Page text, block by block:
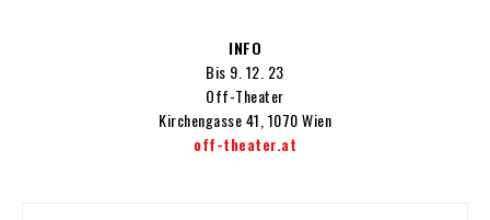
INFO
Bis 9. 12. 23
Off-Theater
Kirchengasse 41, 1070 Wien
off-theater.at